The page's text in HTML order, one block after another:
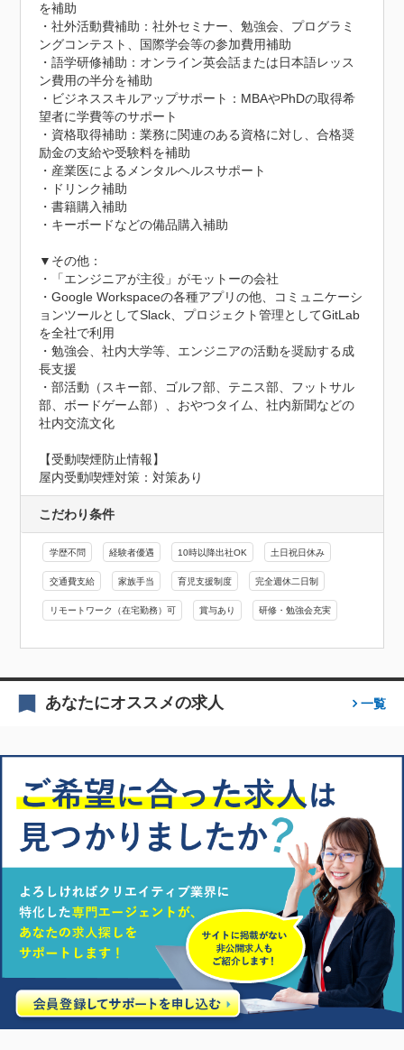
を補助
・社外活動費補助：社外セミナー、勉強会、プログラミ
ングコンテスト、国際学会等の参加費用補助
・語学研修補助：オンライン英会話または日本語レッス
ン費用の半分を補助
・ビジネススキルアップサポート：MBAやPhDの取得希
望者に学費等のサポート
・資格取得補助：業務に関連のある資格に対し、合格奨
励金の支給や受験料を補助
・産業医によるメンタルヘルスサポート
・ドリンク補助
・書籍購入補助
・キーボードなどの備品購入補助
▼その他：
・「エンジニアが主役」がモットーの会社
・Google Workspaceの各種アプリの他、コミュニケーシ
ョンツールとしてSlack、プロジェクト管理としてGitLab
を全社で利用
・勉強会、社内大学等、エンジニアの活動を奨励する成
長支援
・部活動（スキー部、ゴルフ部、テニス部、フットサル
部、ボードゲーム部）、おやつタイム、社内新聞などの
社内交流文化
【受動喫煙防止情報】
屋内受動喫煙対策：対策あり
こだわり条件
学歴不問 経験者優遇 10時以降出社OK 土日祝日休み
交通費支給 家族手当 育児支援制度 完全週休二日制
リモートワーク（在宅勤務）可 賞与あり 研修・勉強会充実
あなたにオススメの求人 一覧